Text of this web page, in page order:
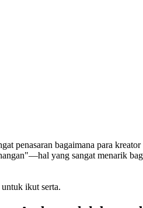
penasaran bagaimana para
yang sangat menarik
ikut serta.